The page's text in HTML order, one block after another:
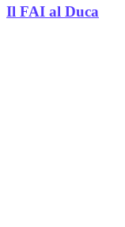
Il FAI al Duca